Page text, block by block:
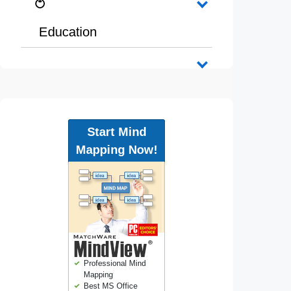
Education
Start Mind
Mapping Now!
Professional Mind
Mapping
Best MS Office